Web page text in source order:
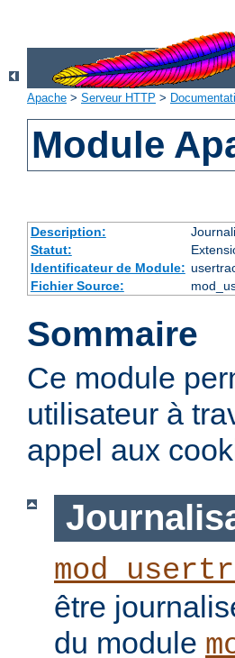
Apache > Serveur HTTP >
Module
Description:
Statut:
Identificateur de Module:
Fichier Source:
Sommaire
Ce module
utilisateur à
appel aux
être
du module